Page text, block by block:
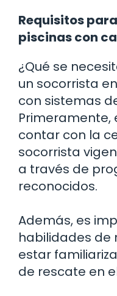
Requisitos
piscinas con
¿Qué se
un socorrista
con sistemas
contar con la
socorrista
a través de
reconocidos.
Además, es
habilidades de
estar
de rescate en